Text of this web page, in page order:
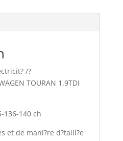
TOURAN
/?
TOURAN 1.9TDI
136-140 ch
et de mani?re d?taill?e